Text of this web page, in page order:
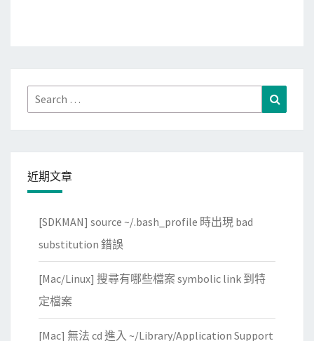
Search
for:
近期文章
[SDKMAN] source ~/.bash_profile 時出現 bad
substitution 錯誤
[Mac/Linux] 搜尋有哪些檔案 symbolic link 到特
定檔案
[Mac] 無法 cd 進入 ~/Library/Application Support